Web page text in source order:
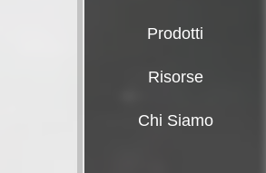
Prodotti
Risorse
Chi Siamo